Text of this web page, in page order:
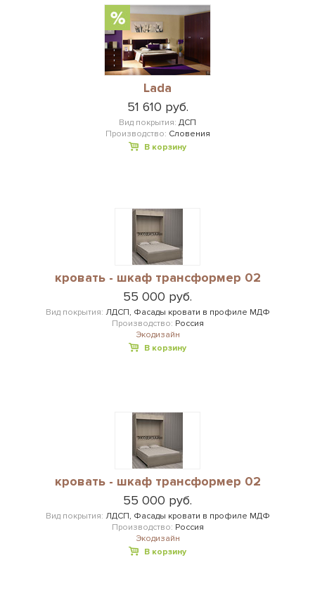
Lada
51 610 руб.
Вид покрытия: ДСП
Производство: Словения
В корзину
кровать - шкаф трансформер 02
55 000 руб.
Вид покрытия: ЛДСП, Фасады кровати в профиле МДФ
Производство: Россия
Экодизайн
В корзину
кровать - шкаф трансформер 02
55 000 руб.
Вид покрытия: ЛДСП, Фасады кровати в профиле МДФ
Производство: Россия
Экодизайн
В корзину